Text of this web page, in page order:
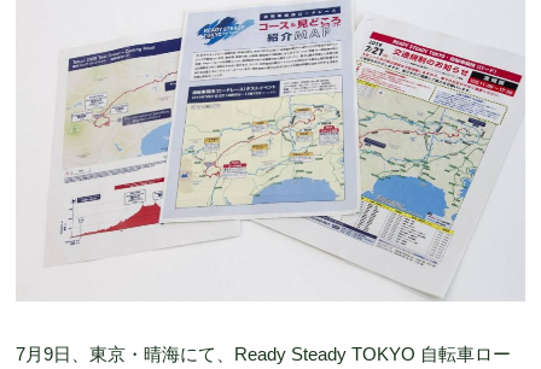
7月9日、東京・晴海にて、Ready Steady TOKYO 自転車ロー